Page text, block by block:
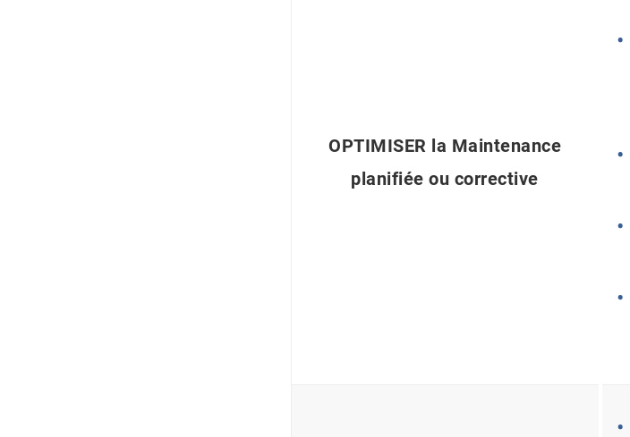
OPTIMISER la Maintenance
planifiée ou corrective